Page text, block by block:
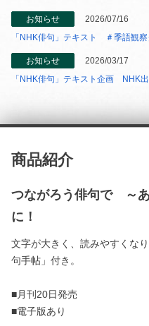
お知らせ
2026/07/16
「NHK俳句」テキスト ＃季語観
お知らせ
2026/03/17
「NHK俳句」テキスト企画 NHK
商品紹介
つながろう俳句で ～
に！
文字が大きく、読みやすくな
句手帖」付き。
■月刊20日発売
■電子版あり